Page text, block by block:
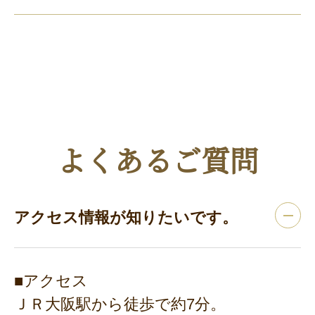
よくあるご質問
アクセス情報が知りたいです。
■アクセス
ＪＲ大阪駅から徒歩で約7分。